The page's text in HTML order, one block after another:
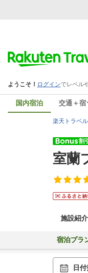
国内宿泊 交通＋宿
楽天トラベ
室蘭
施設紹介
宿泊プラ
日